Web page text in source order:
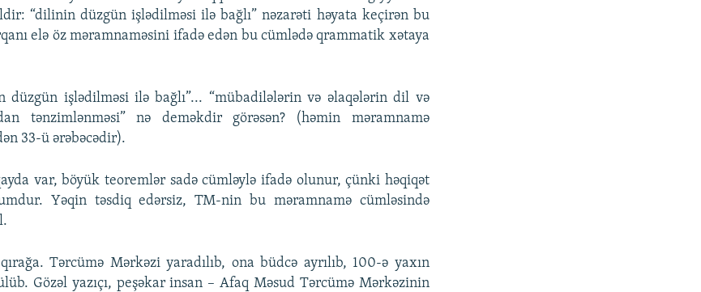
“dilinin düzgün işlədilməsi ilə bağlı” nəzarəti həyata keçirən bu
elə öz məramnaməsini ifadə edən bu cümlədə qrammatik xətaya
düzgün işlədilməsi ilə bağlı”... “mübadilələrin və əlaqələrin dil və
tənzimlənməsi” nə deməkdir görəsən? (həmin məramnamə
33-ü ərəbəcədir).
var, böyük teoremlər sadə cümləylə ifadə olunur, çünki həqiqət
Yəqin təsdiq edərsiz, TM-nin bu məramnamə cümləsində
Tərcümə Mərkəzi yaradılıb, ona büdcə ayrılıb, 100-ə yaxın
Gözəl yazıçı, peşəkar insan – Afaq Məsud Tərcümə Mərkəzinin